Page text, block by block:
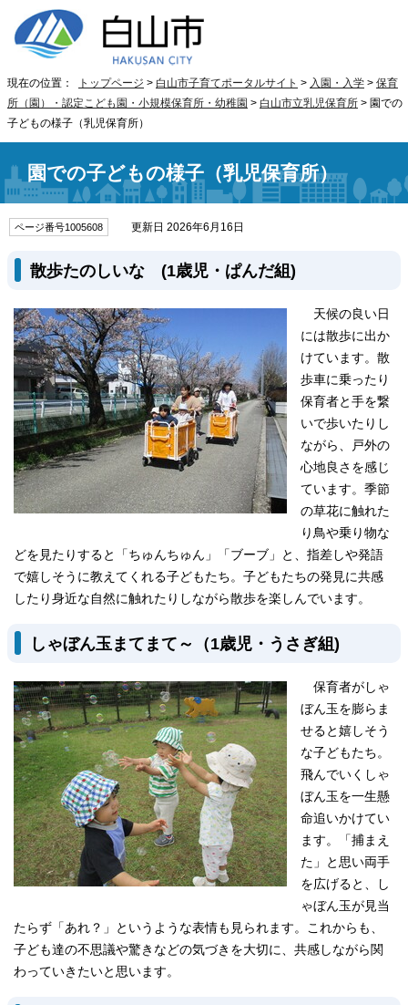
現在の位置： トップページ > 白山市子育てポータルサイト > 入園・入学 > 保育
所（園）・認定こども園・小規模保育所・幼稚園 > 白山市立乳児保育所 > 園での
子どもの様子（乳児保育所）
園での子どもの様子（乳児保育所）
ページ番号1005608 更新日 2026年6月16日
散歩たのしいな (1歳児・ぱんだ組)
天候の良い日
には散歩に出か
けています。散
歩車に乗ったり
保育者と手を繋
いで歩いたりし
ながら、戸外の
心地良さを感じ
ています。季節
の草花に触れた
り鳥や乗り物な
どを見たりすると「ちゅんちゅん」「ブーブ」と、指差しや発語
で嬉しそうに教えてくれる子どもたち。子どもたちの発見に共感
したり身近な自然に触れたりしながら散歩を楽しんでいます。
しゃぼん玉まてまて～（1歳児・うさぎ組)
保育者がしゃ
ぼん玉を膨らま
せると嬉しそう
な子どもたち。
飛んでいくしゃ
ぼん玉を一生懸
命追いかけてい
ます。「捕まえ
た」と思い両手
を広げると、し
ゃぼん玉が見当
たらず「あれ？」というような表情も見られます。これからも、
子ども達の不思議や驚きなどの気づきを大切に、共感しながら関
わっていきたいと思います。